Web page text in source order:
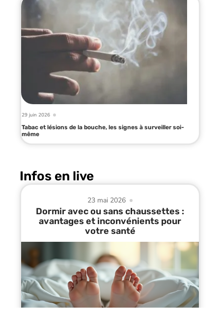
29 juin 2026
Tabac et lésions de la bouche, les signes à surveiller soi-
même
Infos en live
23 mai 2026
Dormir avec ou sans chaussettes :
avantages et inconvénients pour
votre santé